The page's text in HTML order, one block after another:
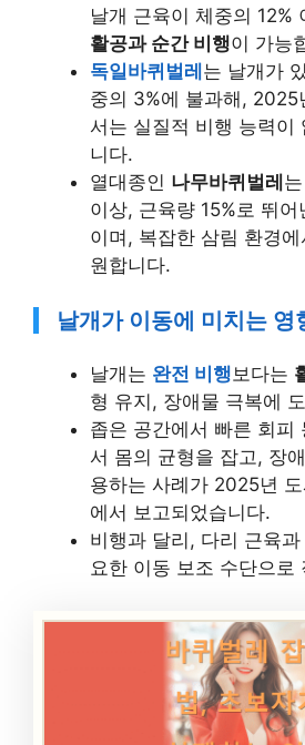
날개 근육이 체중의 12%
활공과 순간 비행이 가능
독일바퀴벌레는 날개가
중의 3%에 불과해, 2025
서는 실질적 비행 능력이
니다.
열대종인 나무바퀴벌레
이상, 근육량 15%로 뛰어
이며, 복잡한 삼림 환경
원합니다.
날개가 이동에 미치는 영
날개는 완전 비행보다는
형 유지, 장애물 극복에
좁은 공간에서 빠른 회피
서 몸의 균형을 잡고, 장
용하는 사례가 2025년
에서 보고되었습니다.
비행과 달리, 다리 근육
요한 이동 보조 수단으로